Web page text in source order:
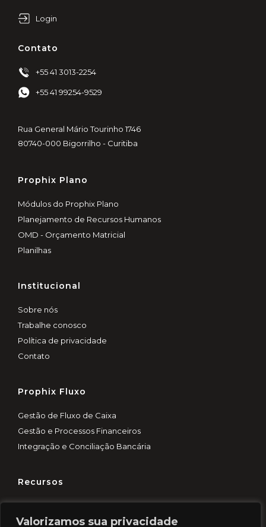
Valorizamos sua privacidade
Login
Contato
+55 41 3013-2254
+55 41 99254-9529
Rua General Mário Tourinho 1746
80740-000 Bigorrilho - Curitiba
Prophix Plano
Módulos do Prophix Plano
Planejamento de Recursos Humanos
OMD - Orçamento Matricial
Planilhas
Institucional
Sobre nós
Trabalhe conosco
Política de privacidade
Contato
Prophix Fluxo
Gestão de Fluxo de Caixa
Gestão e Processos Financeiros
Integração e Conciliação Bancária
Recursos
Customer Experience
Blog